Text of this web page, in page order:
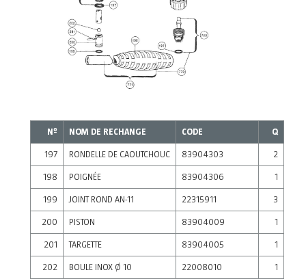
Nº NOM DE RECHANGE CODE Q
197 RONDELLE DE CAOUTCHOUC 83904303 2
198 POIGNÉE 83904306 1
199 JOINT ROND AN-11 22315911 3
200 PISTON 83904009 1
201 TARGETTE 83904005 1
202 BOULE INOX Ø 10 22008010 1